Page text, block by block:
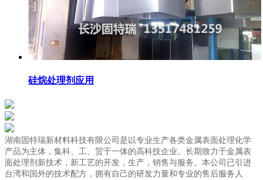
硅烷处理剂应用
湖南固特瑞新材料科技有限公司是以专业生产各类金属表面处理化学
产品为主体，集科、工、贸于一体的高科技企业。长期致力于金属表
面处理剂新技术，新工艺的开发，生产，销售与服务。本公司已引进
台湾和国外的技术配方，拥有自己的研发力量和专业的售后服务人